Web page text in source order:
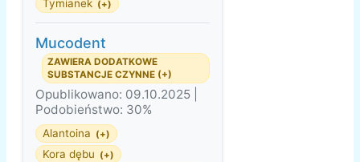
Tymianek (+)
Mucodent
ZAWIERA DODATKOWE
SUBSTANCJE CZYNNE (+)
Opublikowano: 09.10.2025 |
Podobieństwo: 30%
Alantoina (+)
Kora dębu (+)